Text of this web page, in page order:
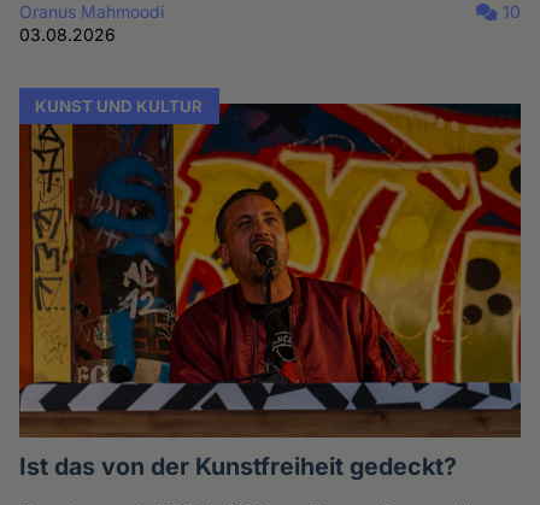
Oranus Mahmoodi
03.08.2026
10
KUNST UND KULTUR
Ist das von der Kunstfreiheit gedeckt?